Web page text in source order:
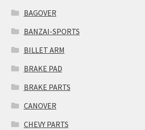
BAGOVER
BANZAI-SPORTS
BILLET ARM
BRAKE PAD
BRAKE PARTS
CANOVER
CHEVY PARTS